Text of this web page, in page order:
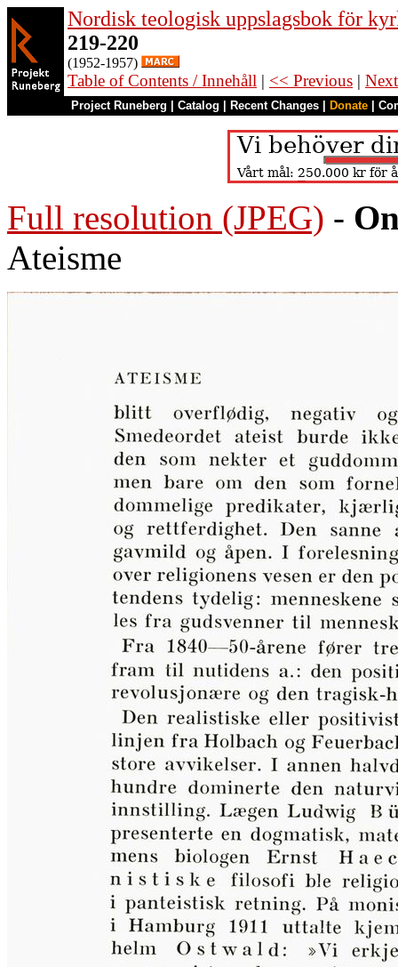
Nordisk teologisk uppslagsbok för
219-220
(1952-1957)
Table of Contents / Innehåll | << Previous |
Project Runeberg Catalog Recent Changes Donate
Full resolution (JPEG) -
Ateisme